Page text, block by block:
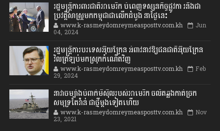
រដ្ឋមន្រ្តីការពារជាតិអាមេរិក បំពេញទស្សនកិច្ចផ្លូវកា រនិងជា
ប្រវត្តិសាស្រ្តមកកម្ពុជាជាលើកដំបូង នាថ្ងៃនេះ
www.k-rasmeydomreymeasposttv.com.kh Jun
04, 2024
រដ្ឋមន្ត្រីការបរទេសអ៊ុយក្រែន អំពាវនាវឱ្យជនជាតិអ៊ុយក្រែន
វិលត្រឡប់មកស្រុកកំណើតវិញ
www.k-rasmeydomreymeasposttv.com.kh Feb
29, 2024
នាវាចម្បាំងបំពាក់មីស៊ីលរបស់អាមេរិក ចល័តឆ្លងកាត់ច្រក
សមុទ្រតៃវ៉ាន់ ជាថ្មីម្តងទៀតហើយ
www.k-rasmeydomreymeasposttv.com.kh Nov
23, 2021